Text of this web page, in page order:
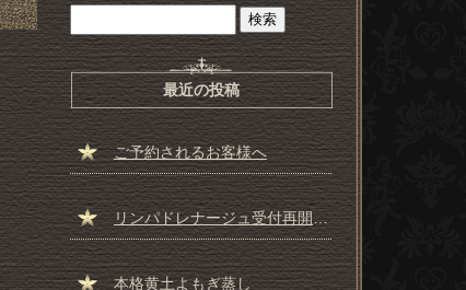
最近の投稿
ご予約されるお客様へ
リンパドレナージュ受付再開しました☆彡
本格黄土よもぎ蒸し